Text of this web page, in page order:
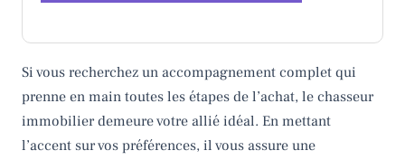
Si vous recherchez un accompagnement complet qui
prenne en main toutes les étapes de l’achat, le chasseur
immobilier demeure votre allié idéal. En mettant
l’accent sur vos préférences, il vous assure une